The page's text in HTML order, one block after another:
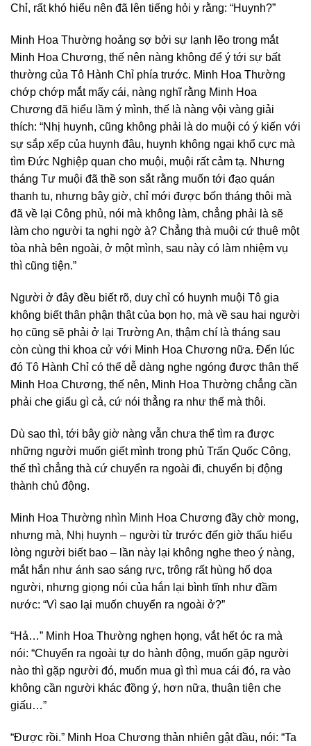
Chỉ, rất khó hiểu nên đã lên tiếng hỏi y rằng: “Huynh?”
Minh Hoa Thường hoảng sợ bởi sự lạnh lẽo trong mắt
Minh Hoa Chương, thế nên nàng không để ý tới sự bất
thường của Tô Hành Chỉ phía trước. Minh Hoa Thường
chớp chớp mắt mấy cái, nàng nghĩ rằng Minh Hoa
Chương đã hiểu lầm ý mình, thế là nàng vội vàng giải
thích: “Nhị huynh, cũng không phải là do muội có ý kiến với
sự sắp xếp của huynh đâu, huynh không ngại khổ cực mà
tìm Đức Nghiệp quan cho muội, muội rất cảm tạ. Nhưng
tháng Tư muội đã thề son sắt rằng muốn tới đạo quán
thanh tu, nhưng bây giờ, chỉ mới được bốn tháng thôi mà
đã về lại Công phủ, nói mà không làm, chẳng phải là sẽ
làm cho người ta nghi ngờ à? Chẳng thà muội cứ thuê một
tòa nhà bên ngoài, ở một mình, sau này có làm nhiệm vụ
thì cũng tiện.”
Người ở đây đều biết rõ, duy chỉ có huynh muội Tô gia
không biết thân phận thật của bọn họ, mà về sau hai người
họ cũng sẽ phải ở lại Trường An, thậm chí là tháng sau
còn cùng thi khoa cử với Minh Hoa Chương nữa. Đến lúc
đó Tô Hành Chỉ có thể dễ dàng nghe ngóng được thân thế
Minh Hoa Chương, thế nên, Minh Hoa Thường chẳng cần
phải che giấu gì cả, cứ nói thẳng ra như thế mà thôi.
Dù sao thì, tới bây giờ nàng vẫn chưa thể tìm ra được
những người muốn giết mình trong phủ Trấn Quốc Công,
thế thì chẳng thà cứ chuyển ra ngoài đi, chuyển bị động
thành chủ động.
Minh Hoa Thường nhìn Minh Hoa Chương đầy chờ mong,
nhưng mà, Nhị huynh – người từ trước đến giờ thấu hiểu
lòng người biết bao – lần này lại không nghe theo ý nàng,
mắt hắn như ánh sao sáng rực, trông rất hùng hổ dọa
người, nhưng giọng nói của hắn lại bình tĩnh như đầm
nước: “Vì sao lại muốn chuyển ra ngoài ở?”
“Hả…” Minh Hoa Thường nghẹn họng, vắt hết óc ra mà
nói: “Chuyển ra ngoài tự do hành động, muốn gặp người
nào thì gặp người đó, muốn mua gì thì mua cái đó, ra vào
không cần người khác đồng ý, hơn nữa, thuận tiện che
giấu…”
“Được rồi.” Minh Hoa Chương thản nhiên gật đầu, nói: “Ta